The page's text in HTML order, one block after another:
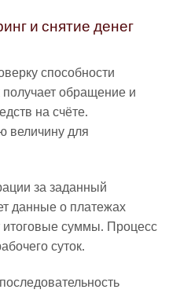
и снятие денег
способности
обращение и
на счёте.
величину для
за заданный
данные о платежах
суммы. Процесс
суток.